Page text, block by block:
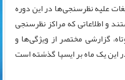
علیه نظرسنجی‌ها در این دوره
و اطلاعاتی که مراکز نظرسنجی
گزارشی مختصر از ویژگی‌ها و
این یک ‌ماه بر ایسپا گذشته است